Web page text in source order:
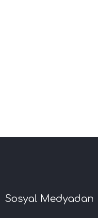
Sosyal Medyadan